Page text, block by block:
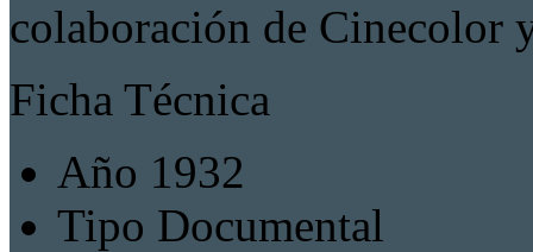
colaboración de Cinecolor
Ficha Técnica
Año 1932
Tipo Documental